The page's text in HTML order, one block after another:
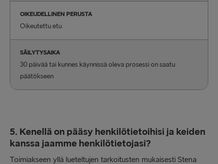
OIKEUDELLINEN PERUSTA
Oikeutettu etu
SÄILYTYSAIKA
30 päivää tai kunnes käynnissä oleva prosessi on saatu
päätökseen
5. Kenellä on pääsy henkilötietoihisi ja keiden
kanssa jaamme henkilötietojasi?
Toimiakseen yllä lueteltujen tarkoitusten mukaisesti Stena